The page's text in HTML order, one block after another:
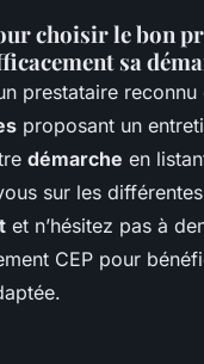
choisir le bon
sa
prestataire reconnu
proposant un
démarche en
sur les différentes
et n’hésitez pas à
CEP pour